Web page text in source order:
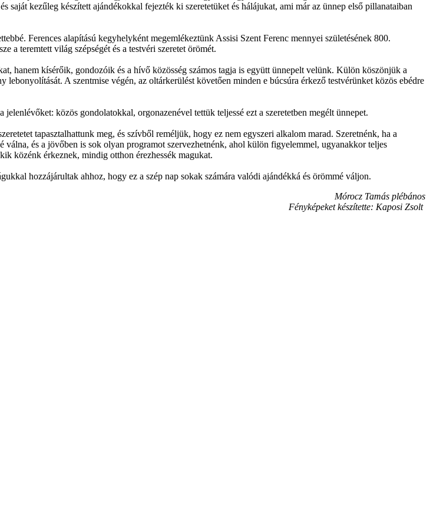
kezűleg készített ajándékokkal fejezték ki szeretetüket és hálájukat, ami már az ünnep első pillanataiban
Ferences alapítású kegyhelyként megemlékeztünk Assisi Szent Ferenc mennyei születésének 800.
a teremtett világ szépségét és a testvéri szeretet örömét.
hanem kísérőik, gondozóik és a hívő közösség számos tagja is együtt ünnepelt velünk. Külön köszönjük a
A szentmise végén, az oltárkerülést követően minden e búcsúra érkező testvérünket közös ebédre
közös gondolatokkal, orgonazenével tettük teljessé ezt a szeretetben megélt ünnepet.
tapasztalhattunk meg, és szívből reméljük, hogy ez nem egyszeri alkalom marad. Szeretnénk, ha a
és a jövőben is sok olyan programot szervezhetnénk, ahol külön figyelemmel, ugyanakkor teljes
közénk érkeznek, mindig otthon érezhessék magukat.
hozzájárultak ahhoz, hogy ez a szép nap sokak számára valódi ajándékká és örömmé váljon.
Mórocz Tamás plébános
Fényképeket készítette: Kaposi Zsolt